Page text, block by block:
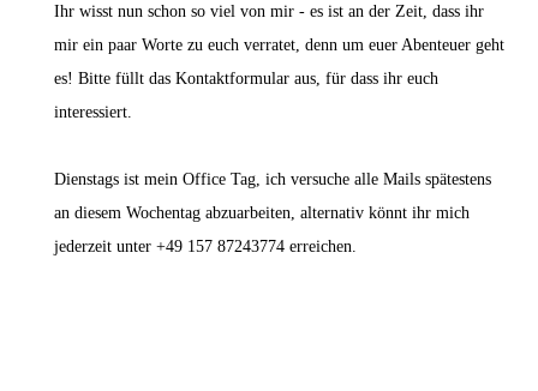
Ihr wisst nun schon so viel von mir - es ist an der Zeit, dass ihr
mir ein paar Worte zu euch verratet, denn um euer Abenteuer geht
es! Bitte füllt das Kontaktformular aus, für dass ihr euch
interessiert.
Dienstags ist mein Office Tag, ich versuche alle Mails spätestens
an diesem Wochentag abzuarbeiten, alternativ könnt ihr mich
jederzeit unter +49 157 87243774 erreichen.